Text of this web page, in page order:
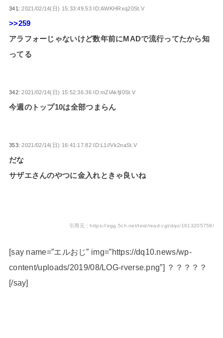
341:2021/02/14(日) 15:33:49.53 ID:AWKHRxq20St.V
>>259
アラフォーじゃないけど数年前にMADで流行ってたから知
ってる
342:2021/02/14(日) 15:52:36.36 ID:mZIAkfjI0St.V
今週のトップ10は全部つまらん
353: 2021/02/14(日) 16:41:17.82 ID:L1//Vk2naSt.V
だな
サザエさんのやつに金入れときゃ良いね
引用元：https://egg.5ch.net/test/read.cgi/dqo/1613205758/
[say name=”エルおじ” img=”https://dq10.news/wp-
content/uploads/2019/08/LOG-rverse.png”] ？？？？？
[/say]